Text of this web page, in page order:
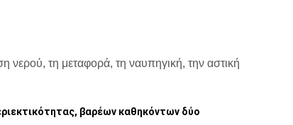
νερού, τη μεταφορά, τη ναυπηγική, την αστική
βαρέων καθηκόντων δύο